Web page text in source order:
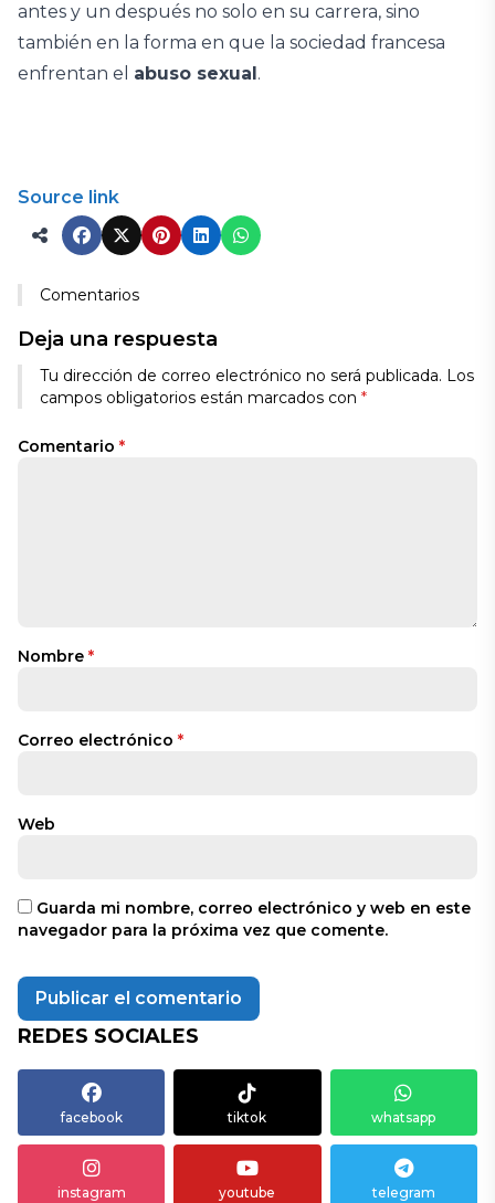
antes y un después no solo en su carrera, sino
también en la forma en que la sociedad francesa
enfrentan el abuso sexual.
Source link
Comentarios
Deja una respuesta
Tu dirección de correo electrónico no será publicada. Los
campos obligatorios están marcados con *
Comentario *
Nombre *
Correo electrónico *
Web
Guarda mi nombre, correo electrónico y web en este
navegador para la próxima vez que comente.
REDES SOCIALES
facebook tiktok whatsapp
instagram youtube telegram